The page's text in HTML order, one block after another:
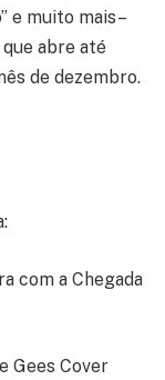
e muito mais–
abre até
de dezembro.
com a Chegada
Gees Cover